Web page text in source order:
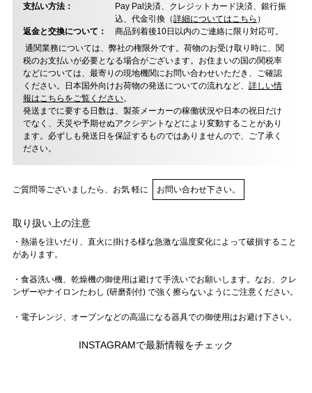
支払い方法：
Pay Pal決済、クレジットカード決済、銀行振
込、代金引換（詳細についてはこちら ）
返金と交換について：
商品到着後10日以内のご連絡に限り対応可。
通関業務については、弊社の権限外です。荷物のお受け取り時に、関
税のお支払いが必要となる場合がございます。お住まいの国の関税率
などについては、最寄りの現地機関にお問い合わせいただき、ご確認
ください。日本国外向けお荷物の発送についての流れなど、 詳しい情
報はこちらをご覧ください。
発送までに要する日数は、製茶メーカーの稼働状況や日本の祝日だけ
でなく、天災や予期せぬアクシデントなどにより変動することがあり
ます。必ずしも発送日を保証するものではありませんので、ご了承く
ださい。
ご質問等ございましたら、お気 軽に お問い合わせ下さい。
取り扱い上の注意
・熱湯を注いだり、直火に掛ける様な急激な温度変化によって破損すること
があります。
・食器洗い機、乾燥機の御使用は避けて手洗いでお願いします。なお、クレ
ンザーやナイロンたわし (研磨剤付) で強く擦らないようにご注意ください。
・電子レンジ、オーブンなどの高温になる器具での御使用はお避け下さい。
INSTAGRAMで最新情報をチェック